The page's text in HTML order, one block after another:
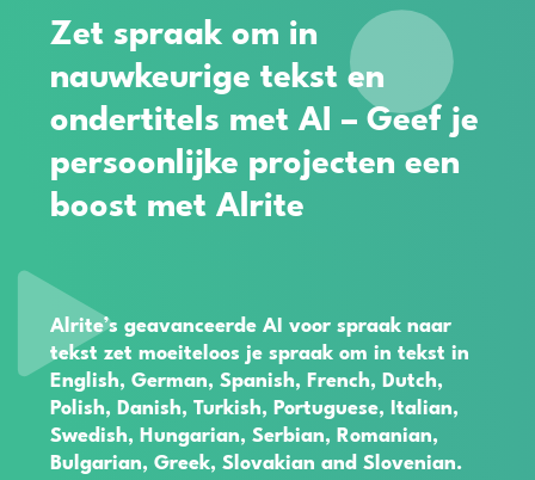
Zet spraak om in
nauwkeurige tekst en
ondertitels met AI – Geef je
persoonlijke projecten een
boost met Alrite
Alrite’s geavanceerde AI voor spraak naar
tekst zet moeiteloos je spraak om in tekst in
English, German, Spanish, French, Dutch,
Polish, Danish, Turkish, Portuguese, Italian,
Swedish, Hungarian, Serbian, Romanian,
Bulgarian, Greek, Slovakian and Slovenian.